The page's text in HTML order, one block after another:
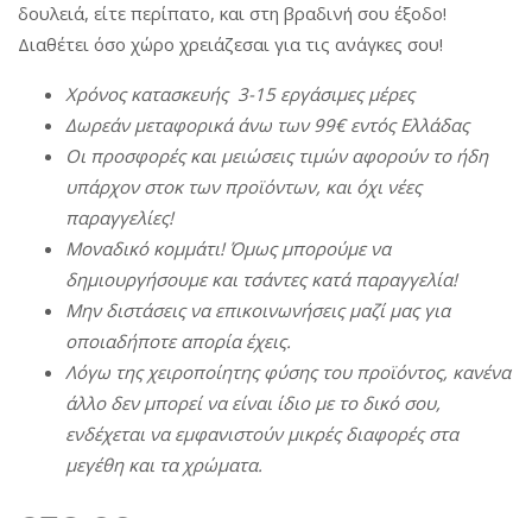
δουλειά, είτε περίπατο, και στη βραδινή σου έξοδο!
Διαθέτει όσο χώρο χρειάζεσαι για τις ανάγκες σου!
Χρόνος κατασκευής 3-15 εργάσιμες μέρες
Δωρεάν μεταφορικά άνω των99€εντός Ελλάδας
Οι προσφορές και μειώσεις τιμών αφορούν το ήδη
υπάρχον στοκ τωνπροϊόντων, και όχι νέες
παραγγελίες!
Μοναδικό κομμάτι! Όμως μπορούμε να
δημιουργήσουμε και τσάντες κατάπαραγγελία!
Μην διστάσεις να επικοινωνήσεις μαζί μας για
οποιαδήποτε απορία έχεις.
Λόγω της χειροποίητης φύσης τουπροϊόντος, κανένα
άλλο δεν μπορεί να είναι ίδιο με το δικό σου,
ενδέχεται να εμφανιστούν μικρές διαφορές στα
μεγέθηκαι τα χρώματα.